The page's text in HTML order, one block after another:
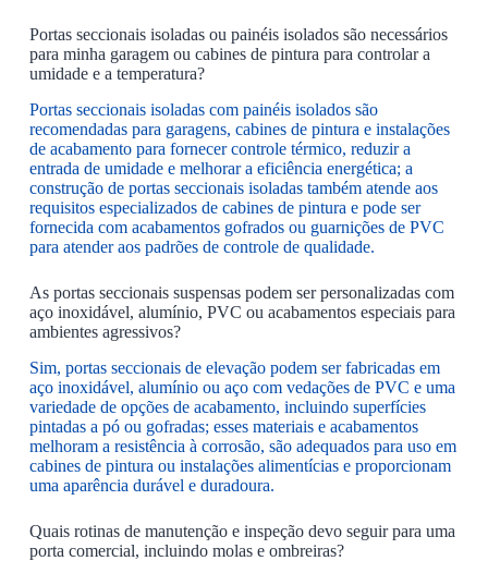
Portas seccionais isoladas ou painéis isolados são necessários
para minha garagem ou cabines de pintura para controlar a
umidade e a temperatura?
Portas seccionais isoladas com painéis isolados são
recomendadas para garagens, cabines de pintura e instalações
de acabamento para fornecer controle térmico, reduzir a
entrada de umidade e melhorar a eficiência energética; a
construção de portas seccionais isoladas também atende aos
requisitos especializados de cabines de pintura e pode ser
fornecida com acabamentos gofrados ou guarnições de PVC
para atender aos padrões de controle de qualidade.
As portas seccionais suspensas podem ser personalizadas com
aço inoxidável, alumínio, PVC ou acabamentos especiais para
ambientes agressivos?
Sim, portas seccionais de elevação podem ser fabricadas em
aço inoxidável, alumínio ou aço com vedações de PVC e uma
variedade de opções de acabamento, incluindo superfícies
pintadas a pó ou gofradas; esses materiais e acabamentos
melhoram a resistência à corrosão, são adequados para uso em
cabines de pintura ou instalações alimentícias e proporcionam
uma aparência durável e duradoura.
Quais rotinas de manutenção e inspeção devo seguir para uma
porta comercial, incluindo molas e ombreiras?